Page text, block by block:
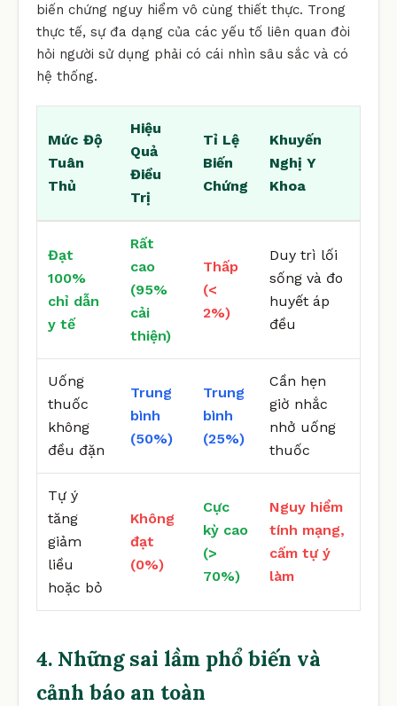
biến chứng nguy hiểm vô cùng thiết thực. Trong
thực tế, sự đa dạng của các yếu tố liên quan đòi
hỏi người sử dụng phải có cái nhìn sâu sắc và có
hệ thống.
Mức Độ
Tuân
Thủ
Hiệu
Quả
Điều
Trị
Tỉ Lệ
Biến
Chứng
Khuyến
Nghị Y
Khoa
Đạt
100%
chỉ dẫn
y tế
Rất
cao
(95%
cải
thiện)
Thấp
(<
2%)
Duy trì lối
sống và đo
huyết áp
đều
Uống
thuốc
không
đều đặn
Trung
bình
(50%)
Trung
bình
(25%)
Cần hẹn
giờ nhắc
nhở uống
thuốc
Tự ý
tăng
giảm
liều
hoặc bỏ
Không
đạt
(0%)
Cực
kỳ cao
(>
70%)
Nguy hiểm
tính mạng,
cấm tự ý
làm
4. Những sai lầm phổ biến và
cảnh báo an toàn